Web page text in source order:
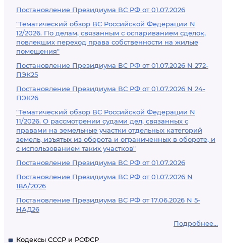
Постановление Президиума ВС РФ от 01.07.2026
"Тематический обзор ВС Российской Федерации N
12/2026. По делам, связанным с оспариванием сделок,
повлекших переход права собственности на жилые
помещения"
Постановление Президиума ВС РФ от 01.07.2026 N 272-
ПЭК25
Постановление Президиума ВС РФ от 01.07.2026 N 24-
ПЭК26
"Тематический обзор ВС Российской Федерации N
11/2026. О рассмотрении судами дел, связанных с
правами на земельные участки отдельных категорий
земель, изъятых из оборота и ограниченных в обороте, и
с использованием таких участков"
Постановление Президиума ВС РФ от 01.07.2026
Постановление Президиума ВС РФ от 01.07.2026 N
18А/2026
Постановление Президиума ВС РФ от 17.06.2026 N 5-
НАД26
Подробнее...
Кодексы СССР и РСФСР